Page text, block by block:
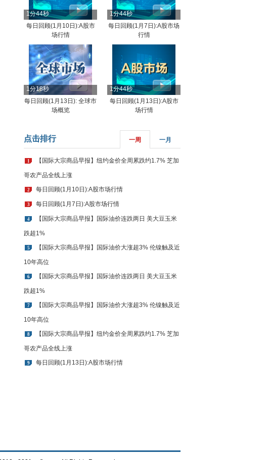
1分44秒
每日回顾(1月10日):A股市
场行情
1分44秒
每日回顾(1月7日):A股市场
行情
1分18秒
每日回顾(1月13日): 全球市
场概览
1分44秒
每日回顾(1月13日):A股市
场行情
点击排行 一周 一月
1 【国际大宗商品早报】纽约金价全周累跌约1.7% 芝加
哥农产品全线上涨
2 每日回顾(1月10日):A股市场行情
3 每日回顾(1月7日):A股市场行情
4 【国际大宗商品早报】国际油价连跌两日 美大豆玉米
跌超1%
5 【国际大宗商品早报】国际油价大涨超3% 伦镍触及近
10年高位
6 【国际大宗商品早报】国际油价连跌两日 美大豆玉米
跌超1%
7 【国际大宗商品早报】国际油价大涨超3% 伦镍触及近
10年高位
8 【国际大宗商品早报】纽约金价全周累跌约1.7% 芝加
哥农产品全线上涨
9 每日回顾(1月13日):A股市场行情